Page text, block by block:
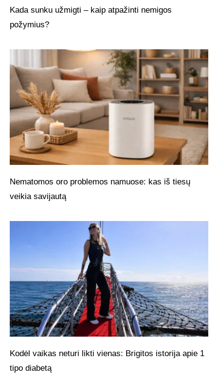
Kada sunku užmigti – kaip atpažinti nemigos
požymius?
Nematomos oro problemos namuose: kas iš tiesų
veikia savijautą
Kodėl vaikas neturi likti vienas: Brigitos istorija apie 1
tipo diabetą